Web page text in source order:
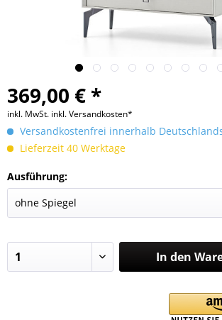
369,00 € *
inkl. MwSt. inkl. Versandkosten*
Versandkostenfrei innerhalb
Lieferzeit 40 Werktage
Ausführung:
In den